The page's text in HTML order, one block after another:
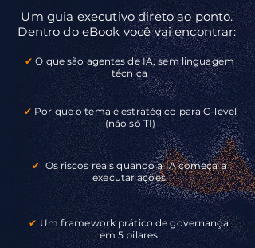
Um guia executivo direto ao ponto.
Dentro do eBook você vai encontrar:
✔ O que são agentes de IA, sem linguagem
técnica
✔ Por que o tema é estratégico para C-level
(não só TI)
✔ Os riscos reais quando a IA começa a
executar ações
✔ Um framework prático de governança
em 5 pilares